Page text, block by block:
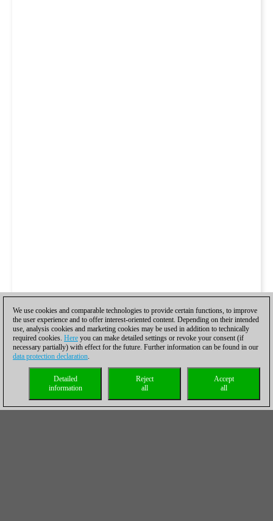
We use cookies and comparable technologies to provide certain functions, to improve
the user experience and to offer interest-oriented content. Depending on their intended
use, analysis cookies and marketing cookies may be used in addition to technically
required cookies. Here you can make detailed settings or revoke your consent (if
necessary partially) with effect for the future. Further information can be found in our
data protection declaration.
Accept
all
Reject
all
Detailed
information